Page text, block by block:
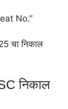
No.”
चा निकाल
निकाल